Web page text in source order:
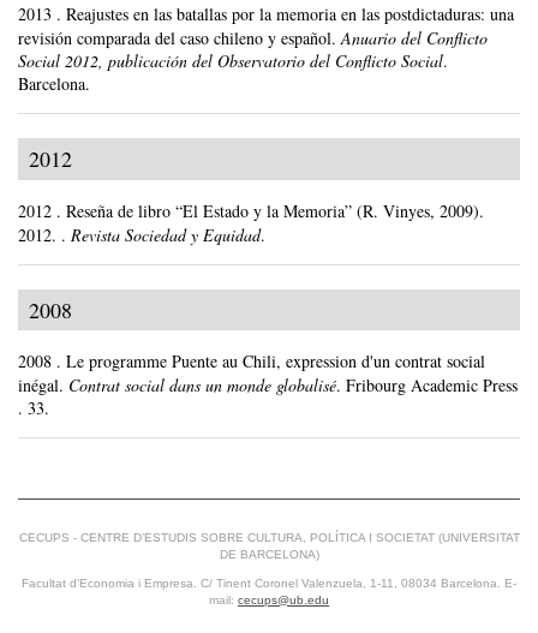
2013 . Reajustes en las batallas por la memoria en las postdictaduras: una
revisión comparada del caso chileno y español. Anuario del Conflicto
Social 2012, publicación del Observatorio del Conflicto Social.
Barcelona.
2012
2012 . Reseña de libro “El Estado y la Memoria” (R. Vinyes, 2009).
2012. . Revista Sociedad y Equidad.
2008
2008 . Le programme Puente au Chili, expression d'un contrat social
inégal. Contrat social dans un monde globalisé. Fribourg Academic Press
. 33.
CECUPS - CENTRE D’ESTUDIS SOBRE CULTURA, POLÍTICA I SOCIETAT (UNIVERSITAT
DE BARCELONA)
Facultat d’Economia i Empresa. C/ Tinent Coronel Valenzuela, 1-11, 08034 Barcelona. E-
mail: cecups@ub.edu